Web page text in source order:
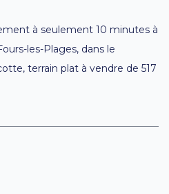
à seulement 10 minutes à
les-Plages, dans le
terrain plat à vendre de 517